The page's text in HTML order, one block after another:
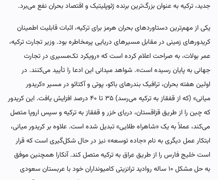
جدید، ترکیه به عنوان بزرگ‌ترین برنده ژئوپلیتیک و اقتصاد بحران نفع می‌برد.
یکی از مهم‌ترین دستاوردهای بحران هرمز برای ترکیه، اثبات قابلیت اطمینان
کریدورهای زمینی در مقابل مسیرهای دریایی پرمخاطره بود. وزیر تجارت ترکیه،
عمر بولات، به صراحت اعلام کرده است که «رویکرد تک‌مسیری در تجارت
جهانی به پایان رسیده است». شواهد میدانی این ادعا را تأیید می‌کنند. در
اولین هفته بحران، ترافیک بندرهای باکو، پوتی و آکتائو در مسیر «کریدور
میانی» (که از قفقاز به ترکیه می‌رسد) ۳۵ تا ۴۰ درصد افزایش یافت. این کریدور
که چین را از طریق قزاقستان، دریای خزر و قفقاز به ترکیه و سپس اروپا متصل
می‌کند، عملاً به یک «شاهراه طلایی» تبدیل شده است. علاوه بر کریدور میانی،
ابتکار عمل دیگری به نام «جاده توسعه» نیز در حال شکل‌گیری است که قرار
است خلیج فارس را از طریق عراق به ترکیه متصل کند. آنکارا همچنین موفق
به حل مشکل ۱۰ ساله روادید ترانزیتی کامیونداران خود با عربستان سعودی